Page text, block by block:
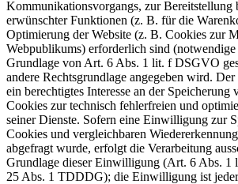
Kommunikationsvorgangs, zur Bereitstellung
erwünschter Funktionen (z. B. für die
Optimierung der Website (z. B. Cookies zur
Webpublikums) erforderlich sind
Grundlage von Art. 6 Abs. 1 lit. f DSGVO
andere Rechtsgrundlage angegeben wird.
ein berechtigtes Interesse an der Speicherung
Cookies zur technisch fehlerfreien und
seiner Dienste. Sofern eine Einwilligung zur
Cookies und vergleichbaren
abgefragt wurde, erfolgt die Verarbeitung
Grundlage dieser Einwilligung (Art. 6 Abs. 1
25 Abs. 1 TDDDG); die Einwilligung ist